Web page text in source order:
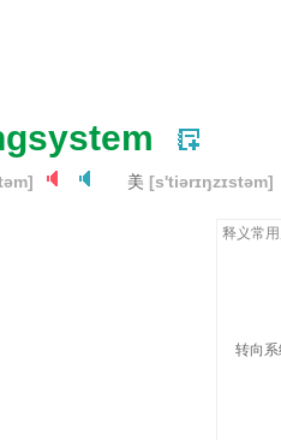
美 [s'tiərɪŋzɪstəm]
释义常
转向